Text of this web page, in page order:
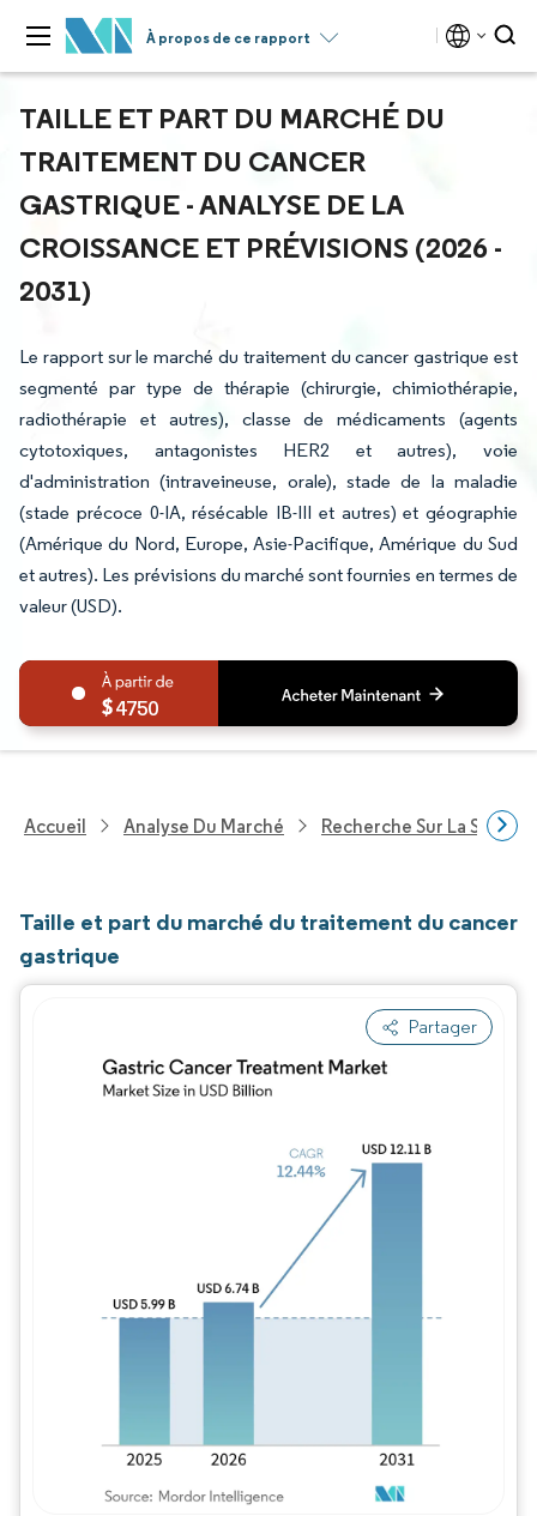
À propos de ce rapport
TAILLE ET PART DU MARCHÉ DU
TRAITEMENT DU CANCER
GASTRIQUE - ANALYSE DE LA
CROISSANCE ET PRÉVISIONS (2026 -
2031)
Le rapport sur le marché du traitement du cancer gastrique est
segmenté par type de thérapie (chirurgie, chimiothérapie,
radiothérapie et autres), classe de médicaments (agents
cytotoxiques, antagonistes HER2 et autres), voie
d'administration (intraveineuse, orale), stade de la maladie
(stade précoce 0-IA, résécable IB-III et autres) et géographie
(Amérique du Nord, Europe, Asie-Pacifique, Amérique du Sud
et autres). Les prévisions du marché sont fournies en termes de
valeur (USD).
4750
Accueil Analyse Du Marché Recherche Sur La Santé
Taille et part du marché du traitement du cancer
gastrique
Partager
Image © Mordor Intelligence. La